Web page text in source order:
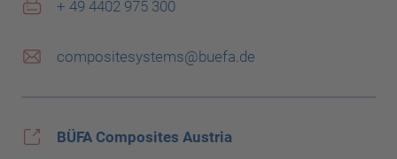
+ 49 4402 975 300
compositesystems@buefa.de
BÜFA Composites Austria